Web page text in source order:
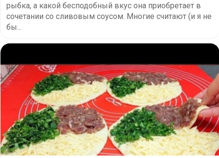
рыбка, а какой бесподобный вкус она приобретает в
сочетании со сливовым соусом. Многие считают (и я не
бы...